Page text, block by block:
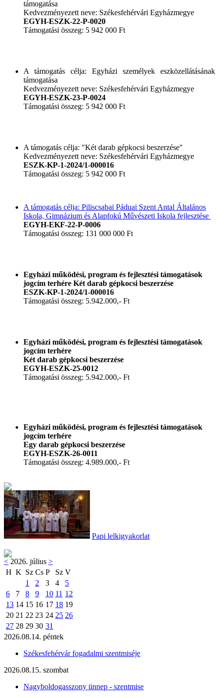
támogatása
Kedvezményezett neve: Székesfehérvári Egyházmegye
EGYH-ESZK-22-P-0020
Támogatási összeg: 5 942 000 Ft
A támogatás célja: Egyházi személyek eszközellátásának
támogatása
Kedvezményezett neve: Székesfehérvári Egyházmegye
EGYH-ESZK-23-P-0024
Támogatási összeg: 5 942 000 Ft
A támogatás célja: "Két darab gépkocsi beszerzése"
Kedvezményezett neve: Székesfehérvári Egyházmegye
ESZK-KP-1-2024/1-000016
Támogatási összeg: 5 942 000 Ft
A támogatás célja: Piliscsabai Páduai Szent Antal Általános
Iskola, Gimnázium és Alapfokú Művészeti Iskola fejlesztése
EGYH-EKF-22-P-0006
Támogatási összeg: 131 000 000 Ft
Egyházi működési, program és fejlesztési támogatások
jogcím terhére Két darab gépkocsi beszerzése
ESZK-KP-1-2024/1-000016
Támogatási összeg: 5.942.000,- Ft
Egyházi működési, program és fejlesztési támogatások
jogcím terhére
Két darab gépkocsi beszerzése
EGYH-ESZK-25-0012
Támogatási összeg: 5.942.000,- Ft
Egyházi működési, program és fejlesztési támogatások
jogcím terhére
Egy darab gépkocsi beszerzése
EGYH-ESZK-26-0011
Támogatási összeg: 4.989.000,- Ft
Papi lelkigyakorlat
< 2026. július >
H K Sz Cs P Sz V
1
2 3 4
5
6
7 8 9 10 11 12
13 14 15 16 17 18 19
20 21 22 23 24 25 26
27 28 29 30 31
2026.08.14. péntek
Székesfehérvár fogadalmi szentmiséje
2026.08.15. szombat
Nagyboldogasszony ünnep - szentmise